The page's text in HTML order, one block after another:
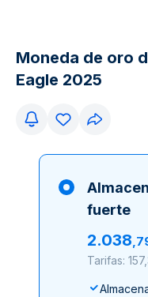
Moneda de oro
Eagle 2025
fuerte
2.038,
Tarifas: